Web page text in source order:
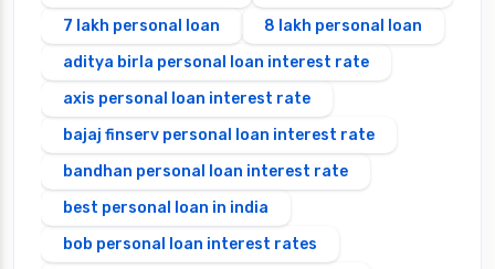
7 lakh personal loan
8 lakh personal loan
aditya birla personal loan interest rate
axis personal loan interest rate
bajaj finserv personal loan interest rate
bandhan personal loan interest rate
best personal loan in india
bob personal loan interest rates